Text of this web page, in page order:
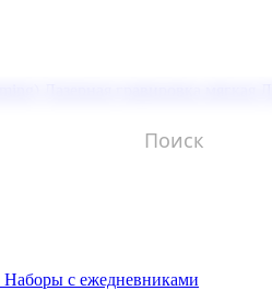
Наборы с ежедневниками